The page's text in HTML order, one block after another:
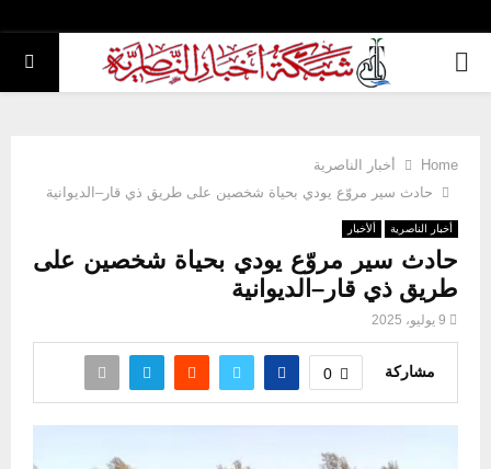
PRIMARY
Home
أخبار الناصرية
حادث سير مروّع يودي بحياة شخصين على طريق ذي قار–الديوانية
أخبار الناصرية ألأخبار
حادث سير مروّع يودي بحياة شخصين على
طريق ذي قار–الديوانية
9 يوليو، 2025
مشاركة 0